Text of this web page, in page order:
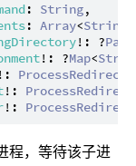
: String,
: Array<String
!: ?Path
!: ?Map<
!: ProcessRedirect
!: ProcessRedirect
!: ProcessRedirect
程，等待该子进